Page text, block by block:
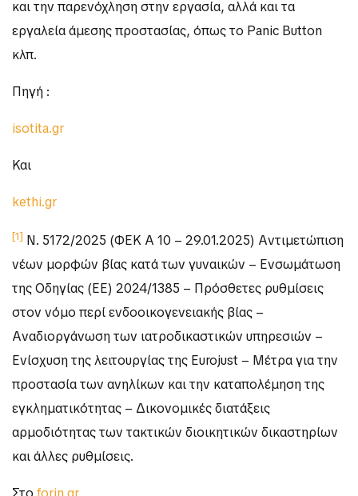
και την παρενόχληση στην εργασία, αλλά και τα
εργαλεία άμεσης προστασίας, όπως το Panic Button
κλπ.
Πηγή :
isotita.gr
Και
kethi.gr
[1] Ν. 5172/2025 (ΦΕΚ A 10 – 29.01.2025) Αντιμετώπιση
νέων μορφών βίας κατά των γυναικών – Ενσωμάτωση
της Οδηγίας (ΕΕ) 2024/1385 – Πρόσθετες ρυθμίσεις
στον νόμο περί ενδοοικογενειακής βίας –
Αναδιοργάνωση των ιατροδικαστικών υπηρεσιών –
Ενίσχυση της λειτουργίας της Eurojust – Μέτρα για την
προστασία των ανηλίκων και την καταπολέμηση της
εγκληματικότητας – Δικονομικές διατάξεις
αρμοδιότητας των τακτικών διοικητικών δικαστηρίων
και άλλες ρυθμίσεις.